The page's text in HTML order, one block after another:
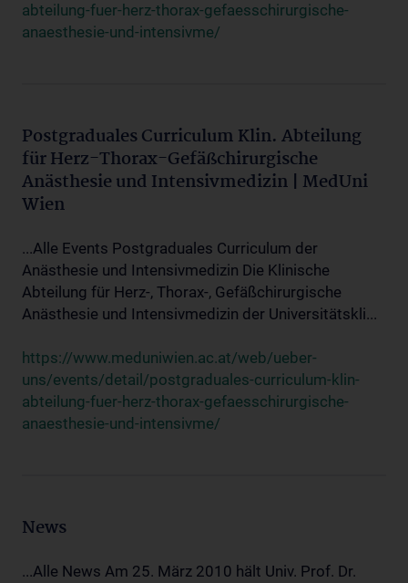
abteilung-fuer-herz-thorax-gefaesschirurgische-
anaesthesie-und-intensivme/
Postgraduales Curriculum Klin. Abteilung
für Herz-Thorax-Gefäßchirurgische
Anästhesie und Intensivmedizin | MedUni
Wien
...Alle Events Postgraduales Curriculum der
Anästhesie und Intensivmedizin Die Klinische
Abteilung für Herz-, Thorax-, Gefäßchirurgische
Anästhesie und Intensivmedizin der Universitätskli...
https://www.meduniwien.ac.at/web/ueber-
uns/events/detail/postgraduales-curriculum-klin-
abteilung-fuer-herz-thorax-gefaesschirurgische-
anaesthesie-und-intensivme/
News
...Alle News Am 25. März 2010 hält Univ. Prof. Dr.